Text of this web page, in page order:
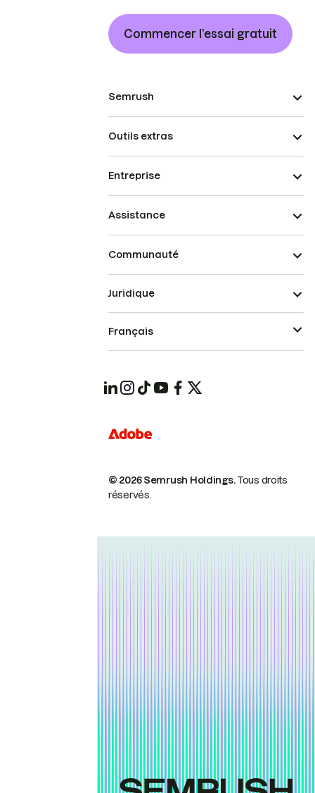
Commencer l’essai gratuit
Semrush
Outils extras
Entreprise
Assistance
Communauté
© 2026 Semrush Holdings.Tous droits
réservés.
Juridique
Français